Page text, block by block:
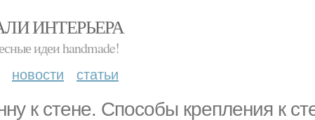
ИНТЕРЬЕРА
идеи handmade!
новости статьи
к стене. Способы крепления к